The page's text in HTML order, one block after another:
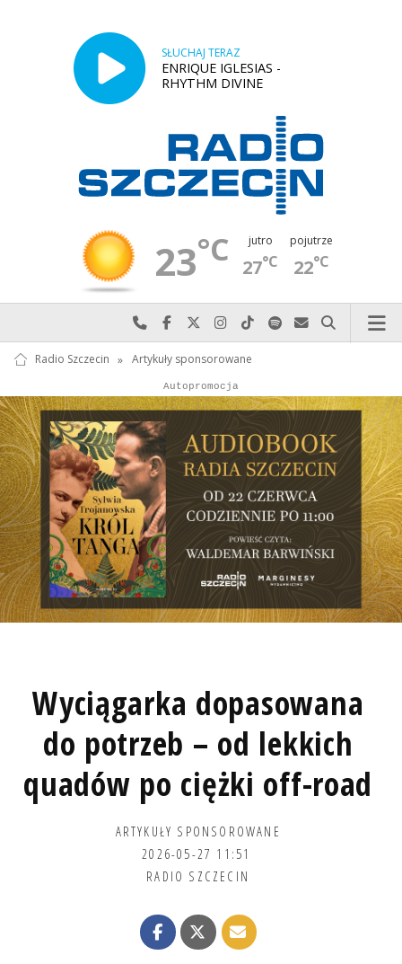
SŁUCHAJ TERAZ
ENRIQUE IGLESIAS -
RHYTHM DIVINE
23°C jutro
27°C
pojutrze
22°C
Najlepiej po prostu do nas zadzwoń
Odwiedź nas na Facebook-u
Odwiedź nas na X
Odwiedź nas na Instagram-ie
Odwiedź nas na TikTok-u
Szukaj nas na Spotify
Wyślij do nas
Szukaj
Radio Szczecin » Artykuły sponsorowane
Reklama
Autopromocja
Wyciągarka dopasowana
do potrzeb – od lekkich
quadów po ciężki off-road
ARTYKUŁY SPONSOROWANE
2026-05-27 11:51
RADIO SZCZECIN